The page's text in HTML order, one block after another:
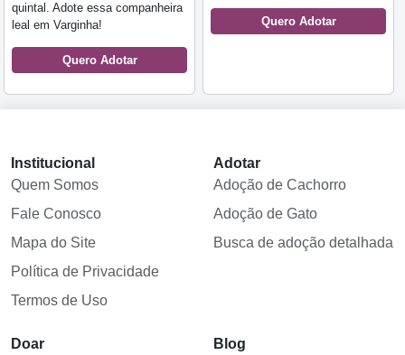
quintal. Adote essa companheira
leal em Varginha!
Quero Adotar
Quero Adotar
Institucional
Quem Somos
Fale Conosco
Mapa do Site
Política de Privacidade
Termos de Uso
Adotar
Adoção de Cachorro
Adoção de Gato
Busca de adoção detalhada
Doar
Blog